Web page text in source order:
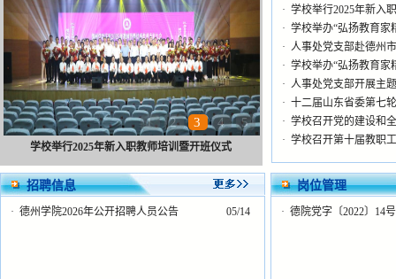
1 2 3 4 5
学校举行2025年新入职教师培训暨开班仪式
· 学校举行2025年新入
· 学校举办“弘扬教育家
· 人事处党支部赴德州
· 学校举办“弘扬教育家
· 人事处党支部开展主
· 十二届山东省委第七
· 学校召开党的建设和
· 学校召开第十届教职
招聘信息
· 德州学院2026年公开招聘人员公告 05/14
岗位管理
· 德院党字〔2022〕14